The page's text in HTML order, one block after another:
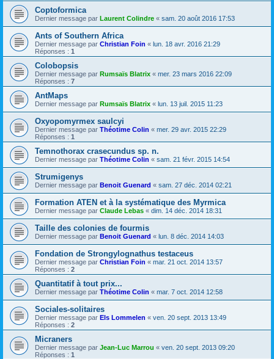
Coptoformica
Dernier message par Laurent Colindre « sam. 20 août 2016 17:53
Ants of Southern Africa
Dernier message par Christian Foin « lun. 18 avr. 2016 21:29
Réponses : 1
Colobopsis
Dernier message par Rumsaïs Blatrix « mer. 23 mars 2016 22:09
Réponses : 7
AntMaps
Dernier message par Rumsaïs Blatrix « lun. 13 juil. 2015 11:23
Oxyopomyrmex saulcyi
Dernier message par Théotime Colin « mer. 29 avr. 2015 22:29
Réponses : 1
Temnothorax crasecundus sp. n.
Dernier message par Théotime Colin « sam. 21 févr. 2015 14:54
Strumigenys
Dernier message par Benoit Guenard « sam. 27 déc. 2014 02:21
Formation ATEN et à la systématique des Myrmica
Dernier message par Claude Lebas « dim. 14 déc. 2014 18:31
Taille des colonies de fourmis
Dernier message par Benoit Guenard « lun. 8 déc. 2014 14:03
Fondation de Strongylognathus testaceus
Dernier message par Christian Foin « mar. 21 oct. 2014 13:57
Réponses : 2
Quantitatif à tout prix...
Dernier message par Théotime Colin « mar. 7 oct. 2014 12:58
Sociales-solitaires
Dernier message par Els Lommelen « ven. 20 sept. 2013 13:49
Réponses : 2
Micraners
Dernier message par Jean-Luc Marrou « ven. 20 sept. 2013 09:20
Réponses : 1